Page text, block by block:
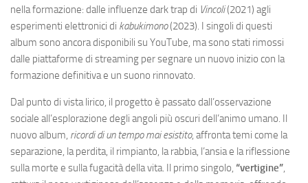
nella formazione: dalle influenze dark trap di Vincoli(2021) agli
esperimenti elettronici di kabukimono(2023). I singoli di questi
album sono ancora disponibili su YouTube, ma sono stati rimossi
dalle piattaforme di streaming per segnare un nuovo inizio con la
formazione definitiva e un suono rinnovato.
Dal punto di vista lirico, il progetto è passato dall’osservazione
sociale all’esplorazione degli angoli più oscuri dell’animo umano. Il
nuovo album, ricordi di un tempo mai esistito, affronta temi come la
separazione, la perdita, il rimpianto, la rabbia, l’ansia e la riflessione
sulla morte e sulla fugacità della vita. Il primo singolo, “vertigine”,